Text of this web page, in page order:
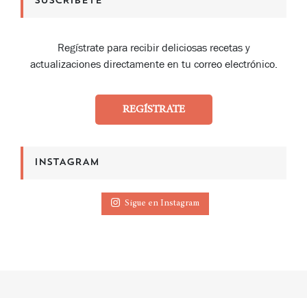
Regístrate para recibir deliciosas recetas y
actualizaciones directamente en tu correo electrónico.
REGÍSTRATE
INSTAGRAM
Sigue en Instagram